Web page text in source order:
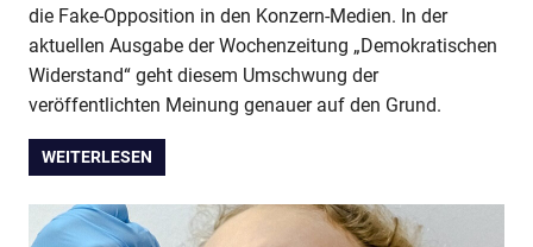
die Fake-Opposition in den Konzern-Medien. In der
aktuellen Ausgabe der Wochenzeitung „Demokratischen
Widerstand“ geht diesem Umschwung der
veröffentlichten Meinung genauer auf den Grund.
WEITERLESEN